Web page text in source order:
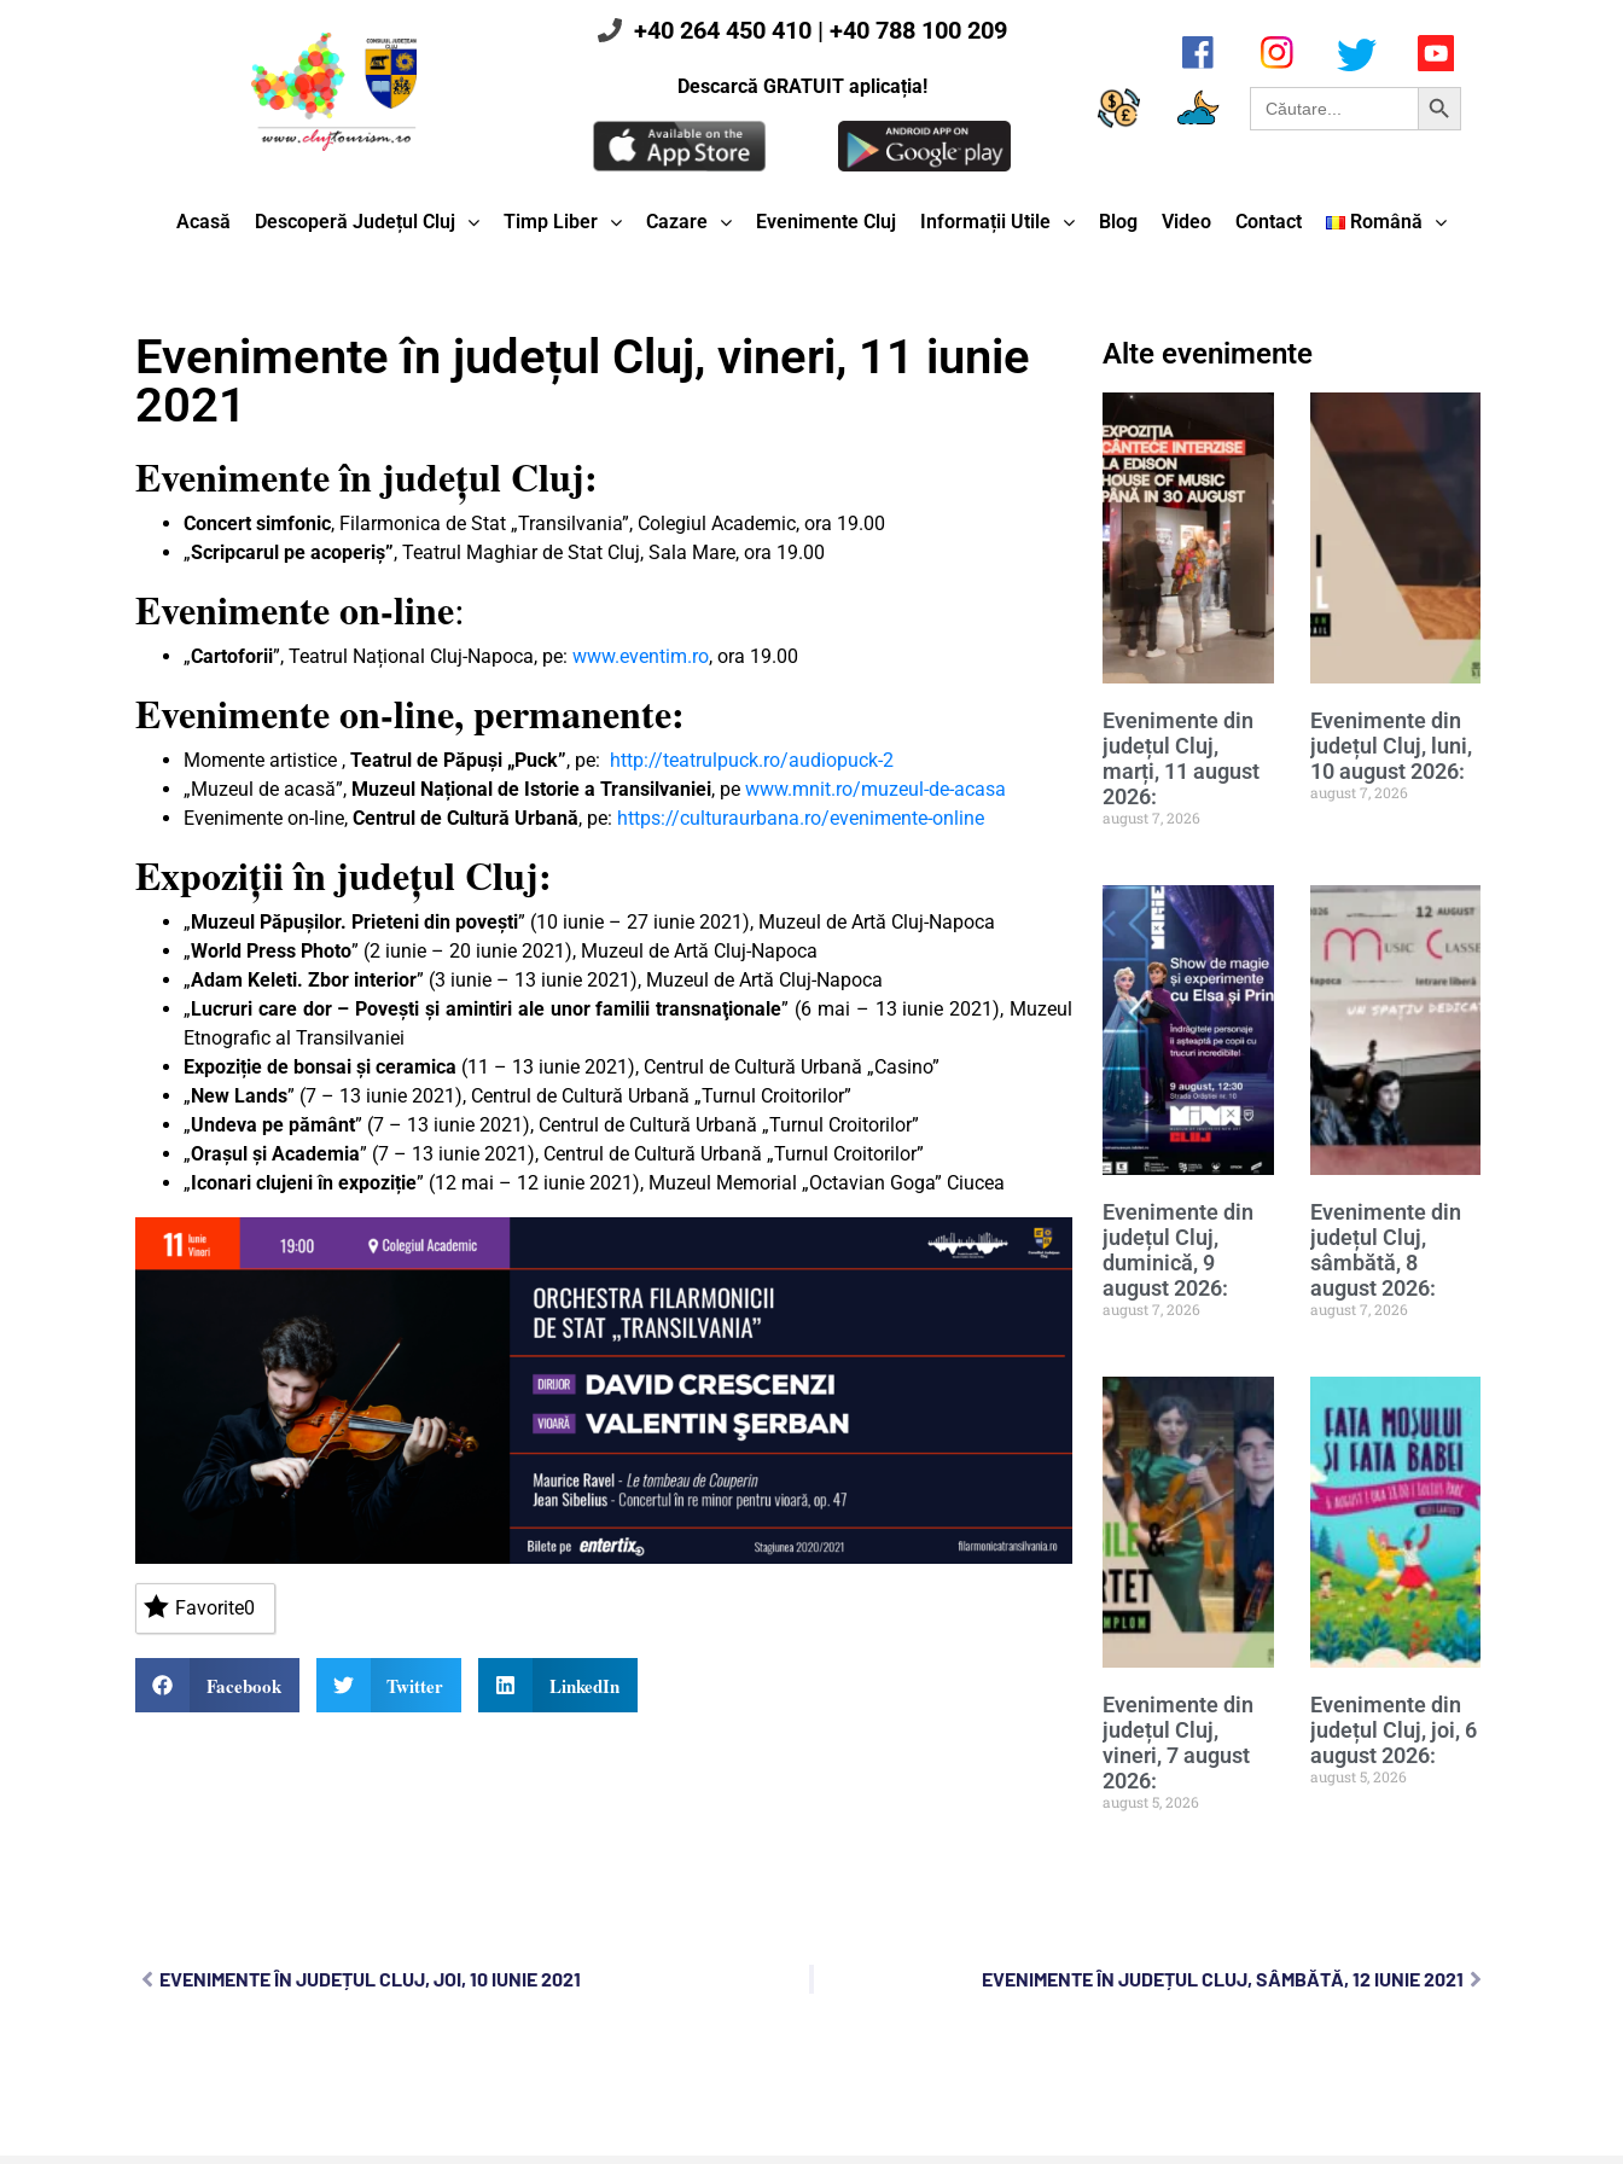
+40 264 450 410 | +40 788 100 209
Descarcă GRATUIT aplicația! Search
for:
Search Button
Acasă Descoperă Județul Cluj Timp Liber Cazare Evenimente Cluj Informații Utile Blog Video Contact Română
Evenimente în județul Cluj, vineri, 11 iunie
2021
Evenimente în județul Cluj:
Concert simfonic, Filarmonica de Stat „Transilvania”, Colegiul Academic, ora 19.00
„Scripcarul pe acoperiș”, Teatrul Maghiar de Stat Cluj, Sala Mare, ora 19.00
Evenimente on-line:
„Cartoforii”, Teatrul Național Cluj-Napoca, pe: www.eventim.ro, ora 19.00
Evenimente on-line, permanente:
Momente artistice , Teatrul de Păpuși „Puck”, pe: http://teatrulpuck.ro/audiopuck-2
„Muzeul de acasă”, Muzeul Național de Istorie a Transilvaniei, pe www.mnit.ro/muzeul-de-acasa
Evenimente on-line, Centrul de Cultură Urbană, pe: https://culturaurbana.ro/evenimente-online
Expoziții în județul Cluj:
„ Muzeul Păpușilor. Prieteni din povești” (10 iunie – 27 iunie 2021), Muzeul de Artă Cluj-Napoca
„World Press Photo” (2 iunie – 20 iunie 2021), Muzeul de Artă Cluj-Napoca
„Adam Keleti. Zbor interior” (3 iunie – 13 iunie 2021), Muzeul de Artă Cluj-Napoca
„ Lucruri care dor – Poveşti şi amintiri ale unor familii transnaţionale” (6 mai – 13 iunie 2021), Muzeul
Etnografic al Transilvaniei
Expoziție de bonsai și ceramica (11 – 13 iunie 2021), Centrul de Cultură Urbană „Casino”
„ New Lands” (7 – 13 iunie 2021), Centrul de Cultură Urbană „Turnul Croitorilor”
„Undeva pe pământ” (7 – 13 iunie 2021), Centrul de Cultură Urbană „Turnul Croitorilor”
„Orașul și Academia” (7 – 13 iunie 2021), Centrul de Cultură Urbană „Turnul Croitorilor”
„ Iconari clujeni în expoziție” (12 mai – 12 iunie 2021), Muzeul Memorial „Octavian Goga” Ciucea
Favorite0
Facebook Twitter LinkedIn
Alte evenimente
Evenimente din
județul Cluj,
marți, 11 august
2026:
august 7, 2026
Evenimente din
județul Cluj, luni,
10 august 2026:
august 7, 2026
Evenimente din
județul Cluj,
duminică, 9
august 2026:
august 7, 2026
Evenimente din
județul Cluj,
sâmbătă, 8
august 2026:
august 7, 2026
Evenimente din
județul Cluj,
vineri, 7 august
2026:
august 5, 2026
Evenimente din
județul Cluj, joi, 6
august 2026:
august 5, 2026
EVENIMENTE ÎN JUDEȚUL CLUJ, JOI, 10 IUNIE 2021 EVENIMENTE ÎN JUDEȚUL CLUJ, SÂMBĂTĂ, 12 IUNIE 2021